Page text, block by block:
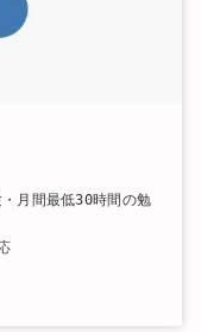
月間最低30時間の勉